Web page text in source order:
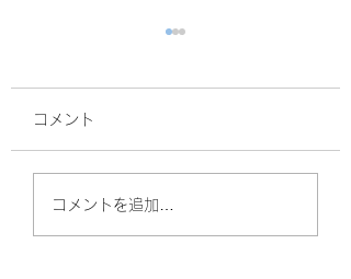
サルスベリ！
コメント
コメントを追加…